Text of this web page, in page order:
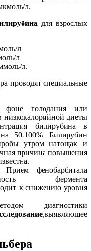
л.
для взрослых
л
л
л.
проводят специальные
голодания или
низкокалорийной диеты
билирубина в
50-100%. Билирубин
утром натощак и
причина повышения
фенобарбитала
фермента
к снижению уровня
диагностики
,выявляющее